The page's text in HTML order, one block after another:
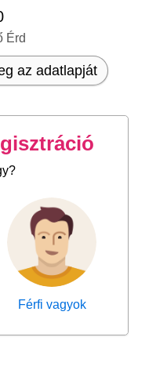
Érd
az adatlapját
Férfi vagyok